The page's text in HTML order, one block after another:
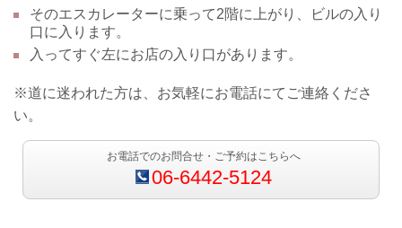
そのエスカレーターに乗って2階に上がり、ビルの入り
口に入ります。
入ってすぐ左にお店の入り口があります。
※道に迷われた方は、お気軽にお電話にてご連絡くださ
い。
お電話でのお問合せ・ご予約はこちらへ
06-6442-5124